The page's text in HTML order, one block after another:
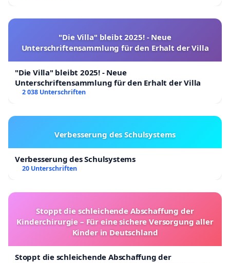
"Die Villa" bleibt 2025! - Neue
Unterschriftensammlung für den Erhalt der Villa
"Die Villa" bleibt 2025! - Neue
Unterschriftensammlung für den Erhalt der Villa
2 038 Unterschriften
Verbesserung des Schulsystems
Verbesserung des Schulsystems
20 Unterschriften
Stoppt die schleichende Abschaffung der
Kinderchirurgie – Für eine sichere Versorgung aller
Kinder in Deutschland
Stoppt die schleichende Abschaffung der